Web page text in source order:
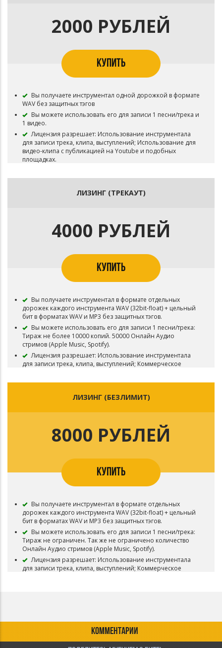
2000 РУБЛЕЙ
КУПИТЬ
Вы получаете инструментал одной дорожкой в формате
WAV без защитных тэгов
Вы можете использовать его для записи 1 песни/трека и
1 видео.
Лицензия разрешает: Использование инструментала
для записи трека, клипа, выступлений; Использование для
видео-клипа с публикацией на Youtube и подобных
площадках.
так же любое другое коммерческое использование.
Права на произведение (Эксклюзивные права) остаются
у Ezhdee. Бит не снимается с продажи.
После приобретения данного вида лицензии, Вы
можете выкупить Эксклюзив. Сумма которую Вы внесли -
недостающую сумму. Точно также Вы можете улучшить
лицензию с помощью доплаты.
Приобретая данный тип лицензии Вы соглашаетесь с
условиями пользования.
ЛИЗИНГ (ТРЕКАУТ)
4000 РУБЛЕЙ
КУПИТЬ
Вы получаете инструментал в формате отдельных
дорожек каждого инструмента WAV (32bit-float) + цельный
бит в форматах WAV и MP3 без защитных тэгов.
Вы можете использовать его для записи 1 песни/трека:
Тираж не более 10000 копий. 50000 Онлайн Аудио
стримов (Apple Music, Spotify).
Лицензия разрешает: Использование инструментала
для записи трека, клипа, выступлений; Коммерческое
Music, Spotify, Yandex.Music, Google Play и т.д.);
и подобных площадках;
В названии песня/трека, записанного под этот минус,
Вы должны указывать авторство (Ezhdee prod.).
будет учитываться, все что нужно - это доплатить
недостающую сумму. Точно также Вы можете улучшить
лицензию с помощью доплаты.
условиями пользования.
ЛИЗИНГ (БЕЗЛИМИТ)
8000 РУБЛЕЙ
КУПИТЬ
Вы получаете инструментал в формате отдельных
дорожек каждого инструмента WAV (32bit-float) + цельный
бит в форматах WAV и MP3 без защитных тэгов.
Вы можете использовать его для записи 1 песни/трека:
Тираж не ограничен. Так же не ограничено количество
Онлайн Аудио стримов (Apple Music, Spotify).
Лицензия разрешает: Использование инструментала
для записи трека, клипа, выступлений; Коммерческое
у Ezhdee. Бит не снимается с продажи.
В названии песня/трека, записанного под этот минус,
Вы должны указывать авторство (Ezhdee prod.).
КОММЕНТАРИИ